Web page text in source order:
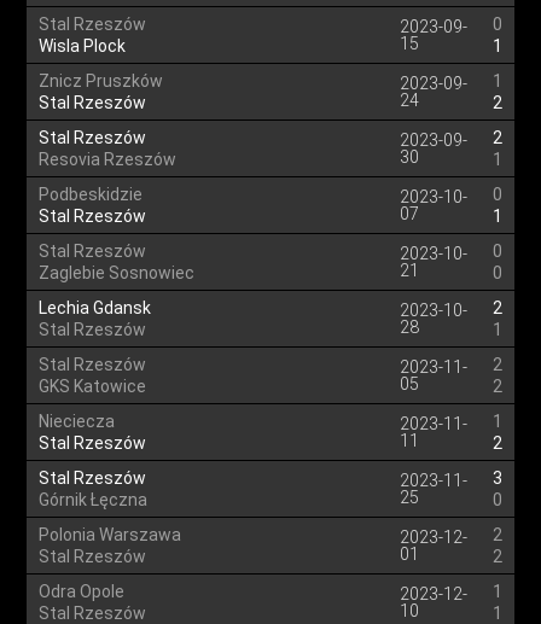
Stal Rzeszów
Wisla Plock
2023-09-
15
0
1
Znicz Pruszków
Stal Rzeszów
2023-09-
24
1
2
Stal Rzeszów
Resovia Rzeszów
2023-09-
30
2
1
Podbeskidzie
Stal Rzeszów
2023-10-
07
0
1
Stal Rzeszów
Zaglebie Sosnowiec
2023-10-
21
0
0
Lechia Gdansk
Stal Rzeszów
2023-10-
28
2
1
Stal Rzeszów
GKS Katowice
2023-11-
05
2
2
Nieciecza
Stal Rzeszów
2023-11-
11
1
2
Stal Rzeszów
Górnik Łęczna
2023-11-
25
3
0
Polonia Warszawa
Stal Rzeszów
2023-12-
01
2
2
Odra Opole
Stal Rzeszów
2023-12-
10
1
1